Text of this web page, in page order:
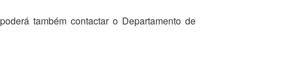
também contactar o Departamento de